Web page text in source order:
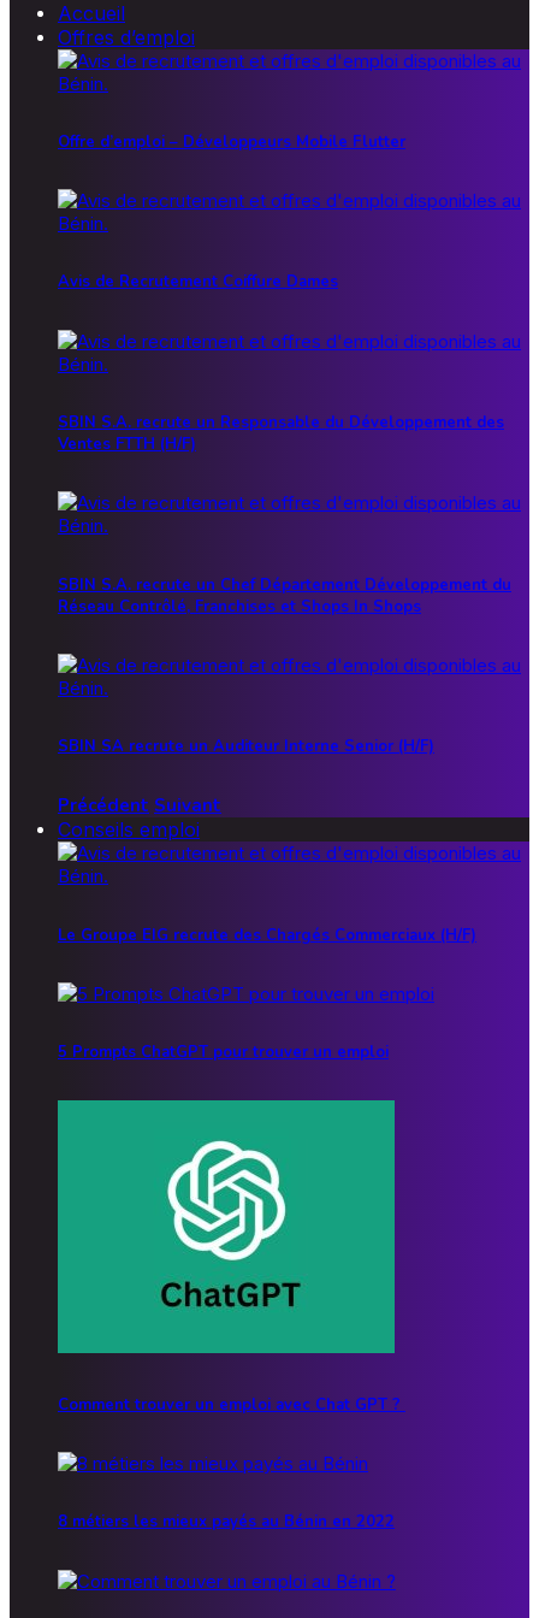
Accueil
Offres d’emploi
Offre d’emploi – Développeurs Mobile Flutter
Avis de Recrutement Coiffure Dames
SBIN S.A. recrute un Responsable du Développement des
Ventes FTTH (H/F)
SBIN S.A. recrute un Chef Département Développement du
Réseau Contrôlé, Franchises et Shops In Shops
SBIN SA recrute un Auditeur Interne Senior (H/F)
Précédent Suivant
Conseils emploi
Le Groupe EIG recrute des Chargés Commerciaux (H/F)
5 Prompts ChatGPT pour trouver un emploi
Comment trouver un emploi avec Chat GPT ?
8 métiers les mieux payés au Bénin en 2022